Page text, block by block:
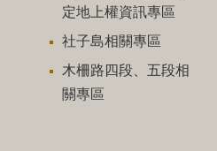
定地上權資訊專區
社子島相關專區
木柵路四段、五段相
關專區